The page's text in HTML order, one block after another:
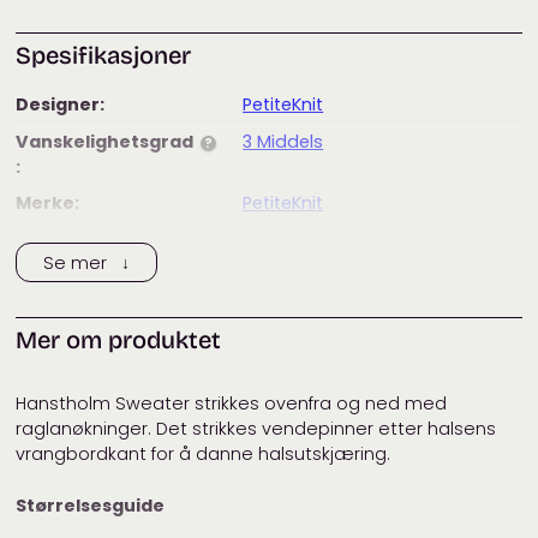
Spesifikasjoner
Designer:
PetiteKnit
Vanskelighetsgrad ?
:
3 Middels
Merke:
PetiteKnit
Tags:
Se mer ↓
Mer om produktet
Hanstholm Sweater strikkes ovenfra og ned med
raglanøkninger. Det strikkes vendepinner etter halsens
vrangbordkant for å danne halsutskjæring.
Størrelsesguide